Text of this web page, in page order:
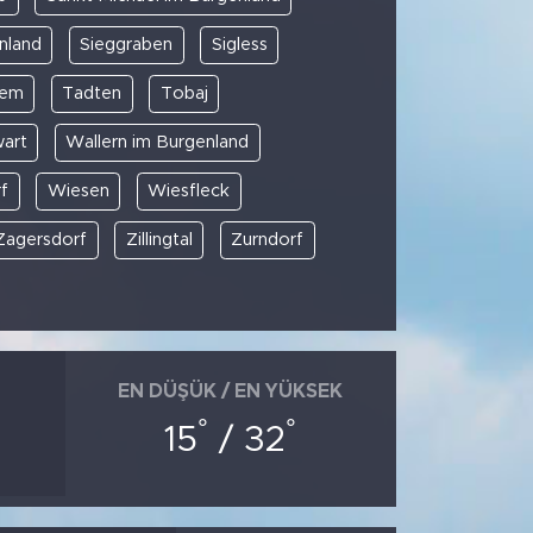
Sieggraben Sigless
Tadten Tobaj
Wallern im Burgenland
Wiesen Wiesfleck
Zillingtal Zurndorf
EN DÜŞÜK / EN YÜKSEK
15° / 32°